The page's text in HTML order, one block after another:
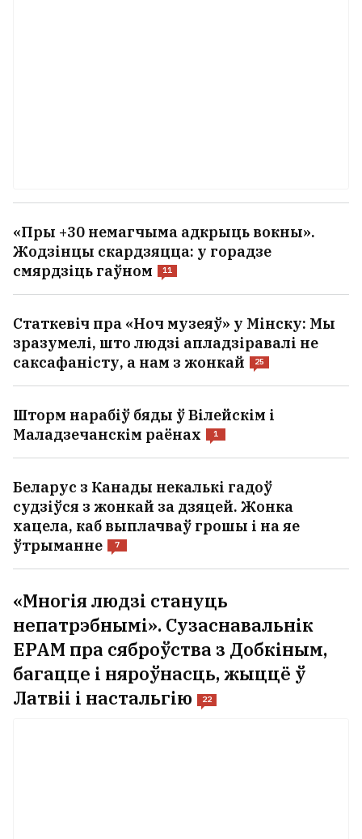
«Пры +30 немагчыма адкрыць вокны».
Жодзінцы скардзяцца: у горадзе
смярдзіць гаўном
11
Статкевіч пра «Ноч музеяў» у Мінску: Мы
зразумелі, што людзі апладзіравалі не
саксафаністу, а нам з жонкай
25
Шторм нарабіў бяды ў Вілейскім і
Маладзечанскім раёнах
1
Беларус з Канады некалькі гадоў
судзіўся з жонкай за дзяцей. Жонка
хацела, каб выплачваў грошы і на яе
ўтрыманне
7
«Многія людзі стануць
непатрэбнымі». Сузаснавальнік
EPAM пра сяброўства з Добкіным,
багацце і няроўнасць, жыццё ў
Латвіі і настальгію
22